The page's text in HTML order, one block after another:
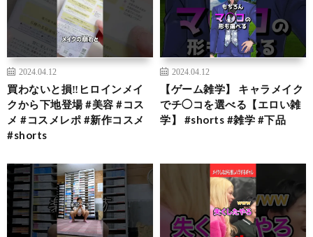
2024.04.12
買わないと損‼️ヒロインメイ
クから下地登場 #美容 #コス
メ #コスメレポ #新作コスメ
#shorts
2024.04.12
【ゲーム雑学】 キャラメイク
でチ◯コを選べる【エロい雑
学】 #shorts #雑学 #下品